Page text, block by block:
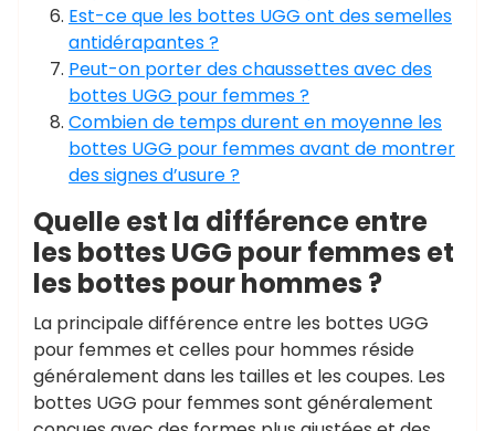
Est-ce que les bottes UGG ont des semelles
antidérapantes ?
Peut-on porter des chaussettes avec des
bottes UGG pour femmes ?
Combien de temps durent en moyenne les
bottes UGG pour femmes avant de montrer
des signes d’usure ?
Quelle est la différence entre
les bottes UGG pour femmes et
les bottes pour hommes ?
La principale différence entre les bottes UGG
pour femmes et celles pour hommes réside
généralement dans les tailles et les coupes. Les
bottes UGG pour femmes sont généralement